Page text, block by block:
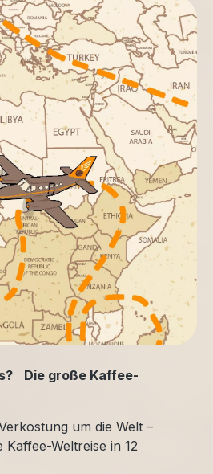
Die große Kaffee-
um die Welt –
Weltreise in 12